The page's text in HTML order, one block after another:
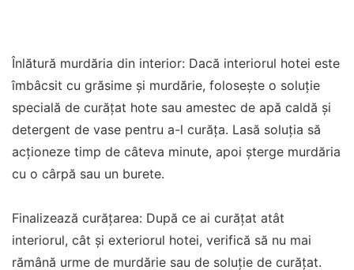
Înlătură murdăria din interior: Dacă interiorul hotei este
îmbâcsit cu grăsime și murdărie, folosește o soluție
specială de curățat hote sau amestec de apă caldă și
detergent de vase pentru a-l curăța. Lasă soluția să
acționeze timp de câteva minute, apoi șterge murdăria
cu o cârpă sau un burete.
Finalizează curățarea: După ce ai curățat atât
interiorul, cât și exteriorul hotei, verifică să nu mai
rămână urme de murdărie sau de soluție de curățat.